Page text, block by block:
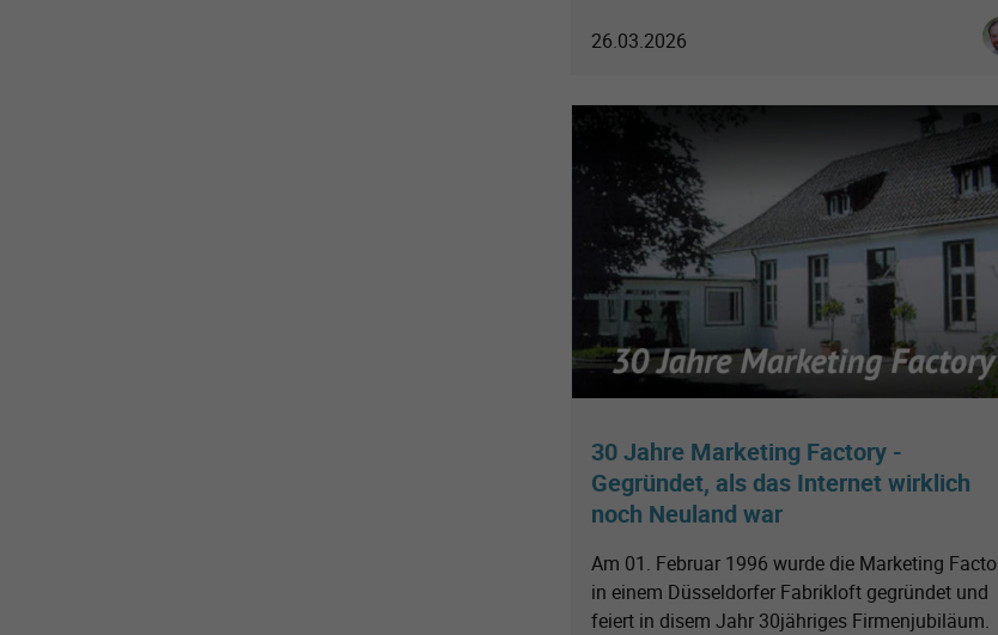
26.03.2026
30 Jahre Marketing Factory -
Gegründet, als das Internet wirklich
noch Neuland war
Am 01. Februar 1996 wurde die Marketing
in einem Düsseldorfer Fabrikloft gegründet und
feiert in disem Jahr 30jähriges Firmenjubiläum.